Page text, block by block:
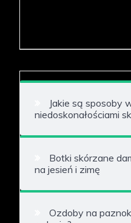
Jakie są sposoby
niedoskonałościami
Botki skórzane
na jesień i zimę
Ozdoby na